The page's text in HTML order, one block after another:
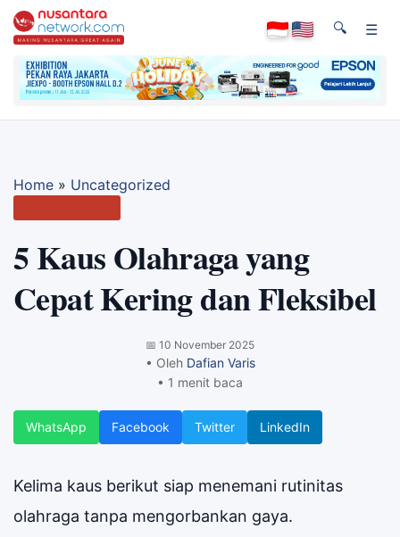
🔍 ☰
Home » Uncategorized
5 Kaus Olahraga yang
Cepat Kering dan Fleksibel
📅 10 November 2025
• Oleh Dafian Varis
• 1 menit baca
WhatsApp Facebook Twitter LinkedIn
Kelima kaus berikut siap menemani rutinitas
olahraga tanpa mengorbankan gaya.